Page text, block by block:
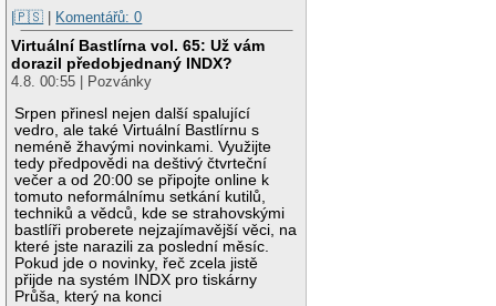
|🇵🇸 | Komentářů: 0
Virtuální Bastlírna vol. 65: Už vám
dorazil předobjednaný INDX?
4.8. 00:55 | Pozvánky
Srpen přinesl nejen další spalující
vedro, ale také Virtuální Bastlírnu s
neméně žhavými novinkami. Využijte
tedy předpovědi na deštivý čtvrteční
večer a od 20:00 se připojte online k
tomuto neformálnímu setkání kutilů,
techniků a vědců, kde se strahovskými
bastlíři proberete nejzajímavější věci, na
které jste narazili za poslední měsíc.
Pokud jde o novinky, řeč zcela jistě
přijde na systém INDX pro tiskárny
Průša, který na konci